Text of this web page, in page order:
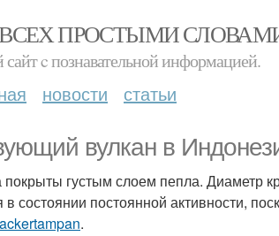
ПРОСТЫМИ
c познавательной информацией.
новости статьи
вулкан в
густым слоем пепла. Диаметр
в состоянии постоянной активности,
.